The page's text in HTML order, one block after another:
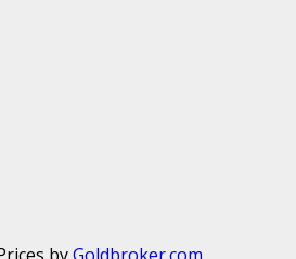
byGoldbroker.com